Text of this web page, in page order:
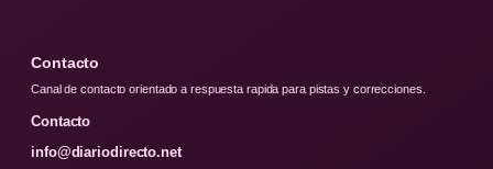
Contacto
Canal de contacto orientado a respuesta rapida para pistas y correcciones.
Contacto
info@diariodirecto.net